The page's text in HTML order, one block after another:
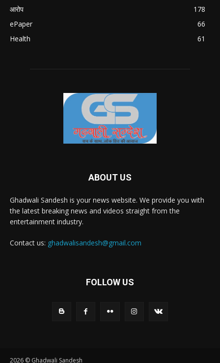
आरोप
178
ePaper
66
Health
61
ABOUT US
Ghadwali Sandesh is your news website. We provide you with
the latest breaking news and videos straight from the
entertainment industry.
Contact us: ghadwalisandesh@gmail.com
FOLLOW US
2026 © Ghadwali Sandesh